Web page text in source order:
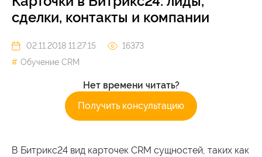
сделки, контакты и компании
02.11.2018 11:27:15
16373
Обучение CRM
Нет времени читать?
Получить консультацию
В Битрикс24 вид карточек CRM сущностей, таких как